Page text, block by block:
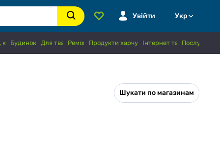
Увійти Укр
хобі
Будинок і садДля тваринРемонтПродукти харчування і напої
Інтернет та зв'язок
Послуги
Шукати по магазинам